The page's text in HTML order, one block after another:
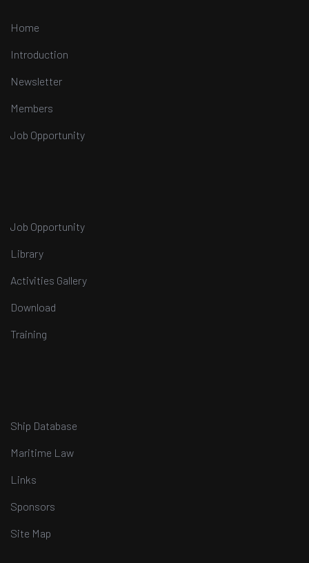
Home
Introduction
Newsletter
Members
Job Opportunity
Job Opportunity
Library
Activities Gallery
Download
Training
Ship Database
Maritime Law
Links
Sponsors
Site Map